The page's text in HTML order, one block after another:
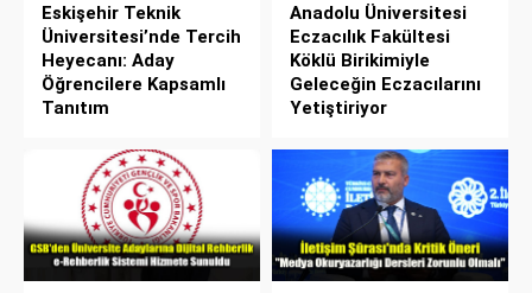
Eskişehir Teknik
Üniversitesi’nde Tercih
Heyecanı: Aday
Öğrencilere Kapsamlı
Tanıtım
Anadolu Üniversitesi
Eczacılık Fakültesi
Köklü Birikimiyle
Geleceğin Eczacılarını
Yetiştiriyor